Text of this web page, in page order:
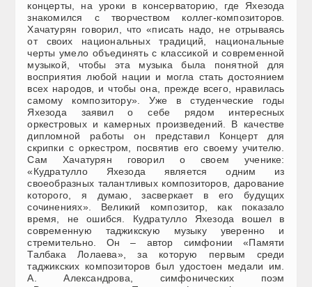
концерты, на уроки в консерваторию, где Яхезода
знакомился с творчеством коллег-композиторов.
Хачатурян говорил, что «писать надо, не отрываясь
от своих национальных традиций, национальные
черты умело объединять с классикой и современной
музыкой, чтобы эта музыка была понятной для
восприятия любой нации и могла стать достоянием
всех народов, и чтобы она, прежде всего, нравилась
самому композитору». Уже в студенческие годы
Яхезода заявил о себе рядом интересных
оркестровых и камерных произведений. В качестве
дипломной работы он представил Концерт для
скрипки с оркестром, посвятив его своему учителю.
Сам Хачатурян говорил о своем ученике:
«Кудратулло Яхезода является одним из
своеобразных талантливых композиторов, дарование
которого, я думаю, засверкает в его будущих
сочинениях». Великий композитор, как показало
время, не ошибся. Кудратулло Яхезода вошел в
современную таджикскую музыку уверенно и
стремительно. Он – автор симфонии «Памяти
Талбака Лолаева», за которую первым среди
таджикских композиторов был удостоен медали им.
А. Александрова, симфонических поэм